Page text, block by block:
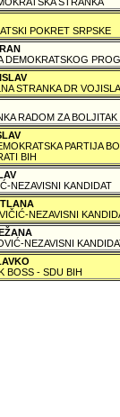
POKRET SRPSKE
DEMOKRATSKOG
STRANKA DR
RADOM ZA BOLJITAK
PARTIJA
BIH
NEZAVISNI KANDIDAT
NEZAVISNI
NEZAVISNI
BOSS - SDU BIH